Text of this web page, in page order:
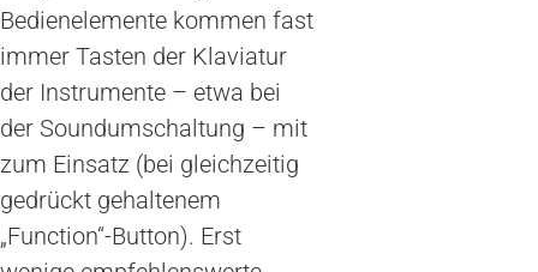
Bedienelemente kommen fast
immer Tasten der Klaviatur
der Instrumente – etwa bei
der Soundumschaltung – mit
zum Einsatz (bei gleichzeitig
gedrückt gehaltenem
„Function“-Button). Erst